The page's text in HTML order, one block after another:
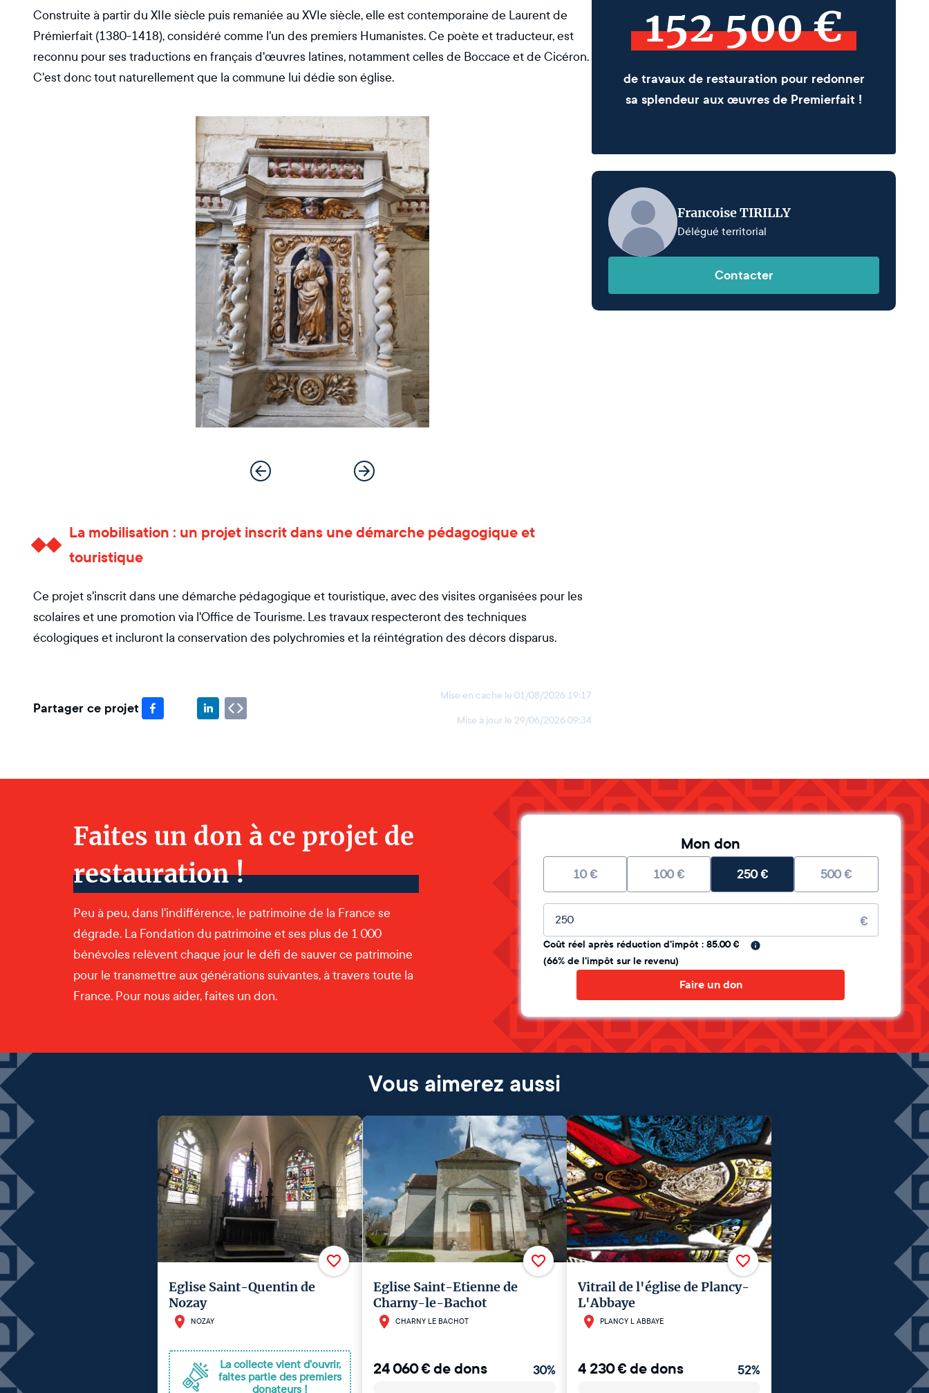
Construite à partir du XIIe siècle puis remaniée au XVIe siècle, elle est contemporaine de Laurent de
Prémierfait (1380-1418), considéré comme l'un des premiers Humanistes. Ce poète et traducteur, est
reconnu pour ses traductions en français d'œuvres latines, notamment celles de Boccace et de Cicéron. ​
C'est donc tout naturellement que la commune lui dédie son église.
La mobilisation : un projet inscrit dans une démarche pédagogique et
touristique
Ce projet s'inscrit dans une démarche pédagogique et touristique, avec des visites organisées pour les
scolaires et une promotion via l'Office de Tourisme. Les travaux respecteront des techniques
écologiques et incluront la conservation des polychromies et la réintégration des décors disparus.
Partager ce projet
Mise en cache le 01/08/2026 19:17
Mise à jour le 29/06/2026 09:34
152 500 €
de travaux de restauration pour redonner
sa splendeur aux œuvres de Premierfait !
Francoise TIRILLY
Délégué territorial
Contacter
Faites un don à ce projet de
restauration !
Peu à peu, dans l'indifférence, le patrimoine de la France se
dégrade. La Fondation du patrimoine et ses plus de 1 000
bénévoles relèvent chaque jour le défi de sauver ce patrimoine
pour le transmettre aux générations suivantes, à travers toute la
France. Pour nous aider, faites un don.
Mon don
10€ 100€ 250€ 500€
Montant libre €
Coût réel après réduction d'impôt : 85.00 €
(66% de l'impôt sur le revenu)
Faire un don
Vous aimerez aussi
Eglise Saint-Quentin de
Nozay
NOZAY
La collecte vient d'ouvrir,
faites partie des premiers
donateurs !
Eglise Saint-Etienne de
Charny-le-Bachot
CHARNY LE BACHOT
24 060€de dons 30%
Vitrail de l'église de Plancy-
L'Abbaye
PLANCY L ABBAYE
4 230€de dons 52%